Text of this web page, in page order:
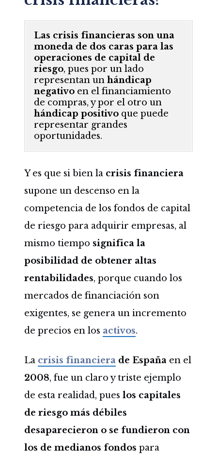
Las crisis financieras son una
moneda de dos caras para las
operaciones de capital de
riesgo, pues por un lado
representan un hándicap
negativoen el financiamiento
de compras, y por el otro un
hándicap positivoque puede
representar grandes
oportunidades.
Y es que si bien la crisis financiera
supone un descenso en la
competencia de los fondos de capital
de riesgo para adquirir empresas, al
mismo tiempo significa la
posibilidad de obtener altas
rentabilidades, porque cuando los
mercados de financiación son
exigentes, se genera un incremento
de precios en los activos.
La crisis financierade España en el
2008, fue un claro y triste ejemplo
de esta realidad, pues los capitales
de riesgo más débiles
desaparecieron o se fundieron con
los de medianos fondos para